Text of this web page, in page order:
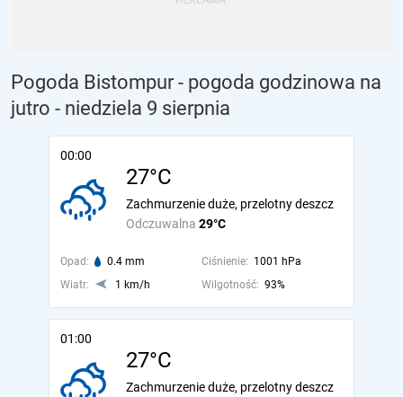
Pogoda Bistompur - pogoda godzinowa na
jutro - niedziela 9 sierpnia
00:00
27°C
Odczuwalna 29°C
Zachmurzenie duże, przelotny deszcz
Opad: 0.4 mm Ciśnienie: 1001 hPa
Wiatr:
1 km/h Wilgotność: 93%
01:00
27°C
Zachmurzenie duże, przelotny deszcz